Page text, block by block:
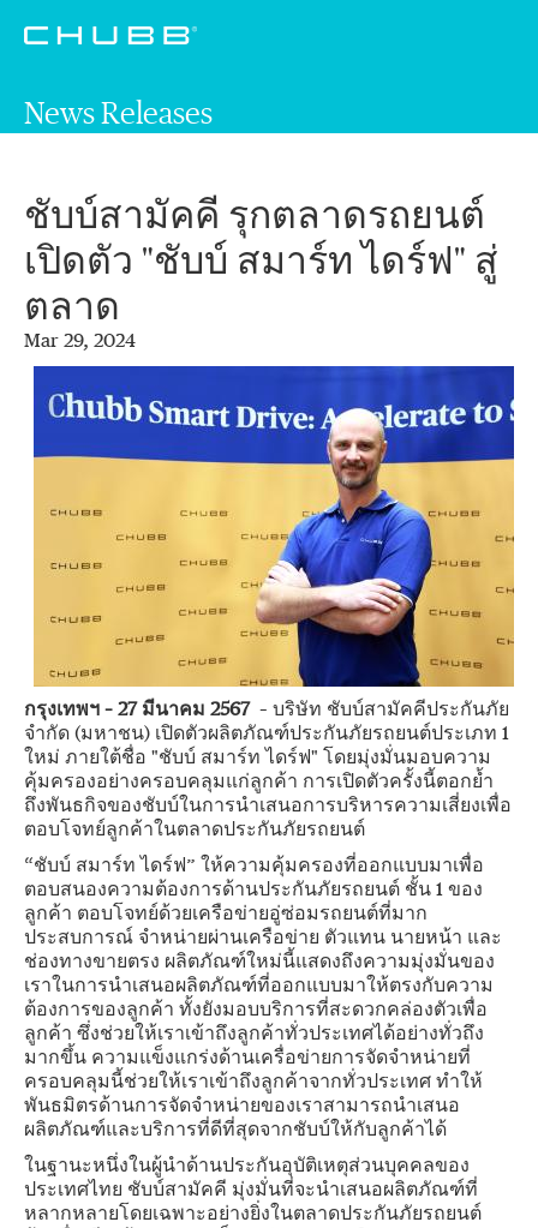
News Releases
ชับบ์สามัคคี รุกตลาดรถยนต์
เปิดตัว "ชับบ์ สมาร์ท ไดร์ฟ" สู่
ตลาด
Mar 29, 2024
กรุงเทพฯ – 27 มีนาคม 2567 – บริษัท ชับบ์สามัคคีประกันภัย
จำกัด (มหาชน) เปิดตัวผลิตภัณฑ์ประกันภัยรถยนต์ประเภท 1
ใหม่ ภายใต้ชื่อ "ชับบ์ สมาร์ท ไดร์ฟ" โดยมุ่งมั่นมอบความ
คุ้มครองอย่างครอบคลุมแก่ลูกค้า การเปิดตัวครั้งนี้ตอกย้ำ
ถึงพันธกิจของชับบ์ในการนำเสนอการบริหารความเสี่ยงเพื่อ
ตอบโจทย์ลูกค้าในตลาดประกันภัยรถยนต์
“ชับบ์ สมาร์ท ไดร์ฟ” ให้ความคุ้มครองที่ออกแบบมาเพื่อ
ตอบสนองความต้องการด้านประกันภัยรถยนต์ ชั้น 1 ของ
ลูกค้า ตอบโจทย์ด้วยเครือข่ายอู่ซ่อมรถยนต์ที่มาก
ประสบการณ์ จำหน่ายผ่านเครือข่าย ตัวแทน นายหน้า และ
ช่องทางขายตรง ผลิตภัณฑ์ใหม่นี้แสดงถึงความมุ่งมั่นของ
เราในการนำเสนอผลิตภัณฑ์ที่ออกแบบมาให้ตรงกับความ
ต้องการของลูกค้า ทั้งยังมอบบริการที่สะดวกคล่องตัวเพื่อ
ลูกค้า ซึ่งช่วยให้เราเข้าถึงลูกค้าทั่วประเทศได้อย่างทั่วถึง
มากขึ้น ความแข็งแกร่งด้านเครื่อข่ายการจัดจำหน่ายที่
ครอบคลุมนี้ช่วยให้เราเข้าถึงลูกค้าจากทั่วประเทศ ทำให้
พันธมิตรด้านการจัดจำหน่ายของเราสามารถนำเสนอ
ผลิตภัณฑ์และบริการที่ดีที่สุดจากชับบ์ให้กับลูกค้าได้
ในฐานะหนึ่งในผู้นำด้านประกันอุบัติเหตุส่วนบุคคลของ
ประเทศไทย ชับบ์สามัคคี มุ่งมั่นที่จะนำเสนอผลิตภัณฑ์ที่
หลากหลายโดยเฉพาะอย่างยิ่งในตลาดประกันภัยรถยนต์